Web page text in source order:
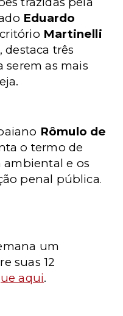
Eduardo
Martinelli
, destaca três
serem as mais
Rômulo de
o termo de
e os
penal pública.
um
suas 12
aqui.